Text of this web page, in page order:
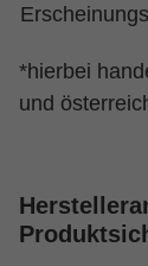
*hierbei
und